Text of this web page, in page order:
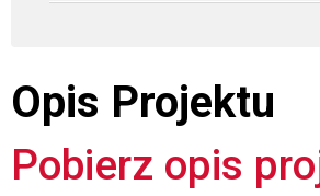
Opis Projektu
Pobierz opis